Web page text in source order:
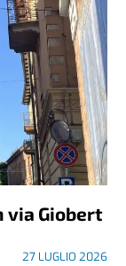
via Giobert
27 LUGLIO 2026